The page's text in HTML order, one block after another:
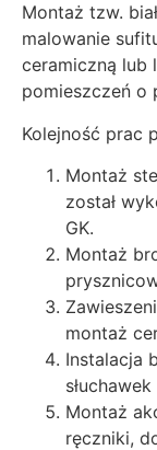
Montaż tzw.
malowanie
ceramiczną lub
pomieszczeń o
Kolejność prac
Montaż
został
GK.
Montaż
montaż
Instalacja
Montaż
ręczniki,